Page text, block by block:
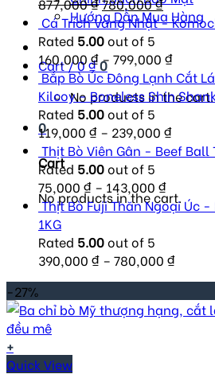
Hướng Dẫn Mua Hàng
Cart /0₫0
No products in the cart.
0
Cart
No products in the cart.
price
was:
877,000 ₫.
price
780,000
Cá Trích Vàng Nhật -
Rated 5.00out of 5
160,000₫– 799,000 ₫
Bắp Bò Úc Đông Lạnh Cắt
Kilcoy - Boneless Shin
Rated 5.00out of 5
119,000 ₫ – 239,000 ₫
Thịt Bò Viên Gân - Beef Ball
Rated 5.00out of 5
75,000 ₫ – 143,000 ₫
Thịt Bò Fuji Thăn Ngoại Úc
1KG
Rated 5.00out of 5
390,000 ₫ – 780,000 ₫
-27%
+
Quick View